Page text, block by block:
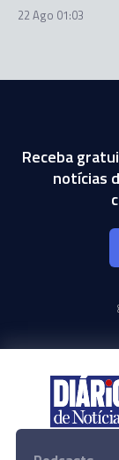
22 Ago 01:03
Receba
notícias